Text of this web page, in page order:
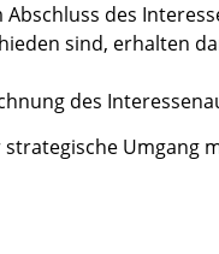
des
sind, erhalten
des
Umgang